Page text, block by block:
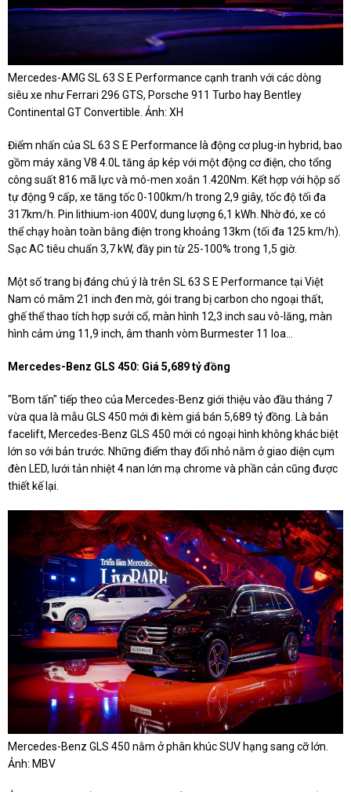
Mercedes-AMG SL 63 S E Performance cạnh tranh với các dòng
siêu xe như Ferrari 296 GTS, Porsche 911 Turbo hay Bentley
Continental GT Convertible. Ảnh: XH
Điểm nhấn của SL 63 S E Performance là động cơ plug-in hybrid, bao
gồm máy xăng V8 4.0L tăng áp kép với một động cơ điện, cho tổng
công suất 816 mã lực và mô-men xoắn 1.420Nm. Kết hợp với hộp số
tự động 9 cấp, xe tăng tốc 0-100km/h trong 2,9 giây, tốc độ tối đa
317km/h. Pin lithium-ion 400V, dung lượng 6,1 kWh. Nhờ đó, xe có
thể chạy hoàn toàn bằng điện trong khoảng 13km (tối đa 125 km/h).
Sạc AC tiêu chuẩn 3,7 kW, đầy pin từ 25-100% trong 1,5 giờ.
Một số trang bị đáng chú ý là trên SL 63 S E Performance tại Việt
Nam có mâm 21 inch đen mờ, gói trang bị carbon cho ngoại thất,
ghế thể thao tích hợp sưởi cổ, màn hình 12,3 inch sau vô-lăng, màn
hình cảm ứng 11,9 inch, âm thanh vòm Burmester 11 loa...
Mercedes-Benz GLS 450: Giá 5,689 tỷ đồng
"Bom tấn" tiếp theo của Mercedes-Benz giới thiệu vào đầu tháng 7
vừa qua là mẫu GLS 450 mới đi kèm giá bán 5,689 tỷ đồng. Là bản
facelift, Mercedes-Benz GLS 450 mới có ngoại hình không khác biệt
lớn so với bản trước. Những điểm thay đổi nhỏ nằm ở giao diện cụm
đèn LED, lưới tản nhiệt 4 nan lớn mạ chrome và phần cản cũng được
thiết kế lại.
Mercedes-Benz GLS 450 nằm ở phân khúc SUV hạng sang cỡ lớn.
Ảnh: MBV